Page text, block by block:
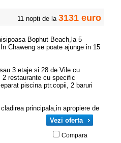
11 nopti de la 3131 euro
Bophut Beach,la 5
Chaweng se poate ajunge in 15
3 etaje si 28 de Vile cu
restaurante cu specific
piscina ptr.copii, 2 baruri
principala,in apropiere de
Vezi oferta
Compara